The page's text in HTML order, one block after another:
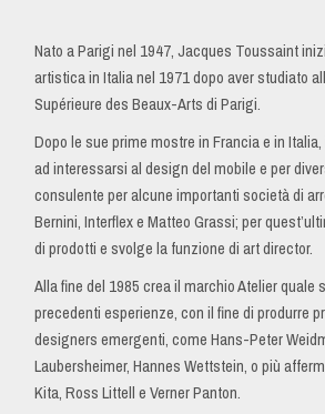
Nato a Parigi nel 1947, Jacques Toussaint
artistica in Italia nel 1971 dopo aver studiato
Supérieure des Beaux-Arts di Parigi.
Dopo le sue prime mostre in Francia e in
ad interessarsi al design del mobile e per
consulente per alcune importanti società di
Bernini, Interflex e Matteo Grassi; per
di prodotti e svolge la funzione di art director.
Alla fine del 1985 crea il marchio Atelier quale
precedenti esperienze, con il fine di produrre
designers emergenti, come Hans-Peter
Laubersheimer, Hannes Wettstein, o più
Kita, Ross Littell e Verner Panton.